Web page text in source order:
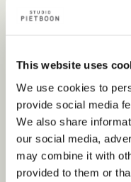
This website uses
We use cookies to
provide social media
We also share
our social media,
may combine it with
provided to them or
en daarmee de
Lees meer
Lees meer
Bekijk project
Bekijk project